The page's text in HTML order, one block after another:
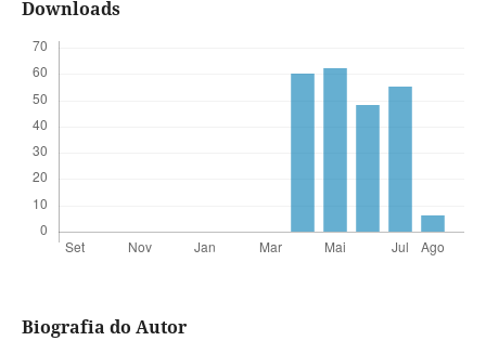
Downloads
Biografia do Autor